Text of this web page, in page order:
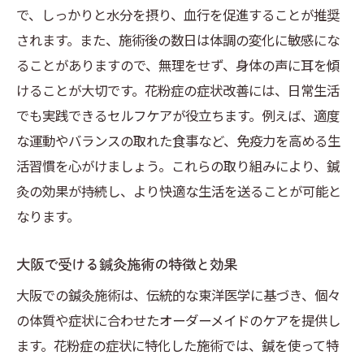
で、しっかりと水分を摂り、血行を促進することが推奨
されます。また、施術後の数日は体調の変化に敏感にな
ることがありますので、無理をせず、身体の声に耳を傾
けることが大切です。花粉症の症状改善には、日常生活
でも実践できるセルフケアが役立ちます。例えば、適度
な運動やバランスの取れた食事など、免疫力を高める生
活習慣を心がけましょう。これらの取り組みにより、鍼
灸の効果が持続し、より快適な生活を送ることが可能と
なります。
大阪で受ける鍼灸施術の特徴と効果
大阪での鍼灸施術は、伝統的な東洋医学に基づき、個々
の体質や症状に合わせたオーダーメイドのケアを提供し
ます。花粉症の症状に特化した施術では、鍼を使って特